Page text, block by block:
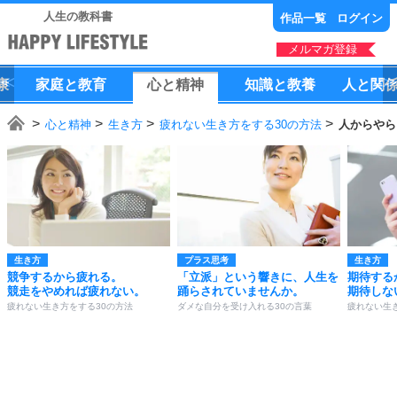
人生の教科書 作品一覧 ログイン
メルマガ登録
家庭と教育 心と精神 知識と教養 人 と 関
心と精神 生き方 疲れない生き方をする30の方法 人からや
生き方
競争するから疲れる。
競走をやめれば疲れない。
疲れない生き方をする30の方法
プラス思考
「立派」という響きに、人生を
踊らされていませんか。
ダメな自分を受け入れる30の言葉
生き方
期待する
期待しな
疲れない生